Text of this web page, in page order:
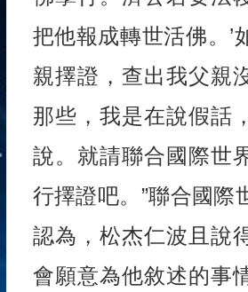
把他報成轉世活佛。’
親擇證，查出我父親
那些，我是在說假話
說。就請聯合國際世
行擇證吧。”聯合國際
認為，松杰仁波且說
會願意為他敘述的事